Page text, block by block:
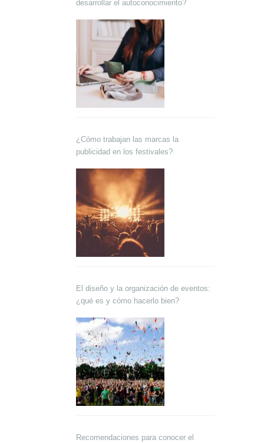
desarrollar el autoconocimiento?
¿Cómo trabajan las marcas la
publicidad en los festivales?
El diseño y la organización de eventos:
¿qué es y cómo hacerlo bien?
Recomendaciones para conocer el